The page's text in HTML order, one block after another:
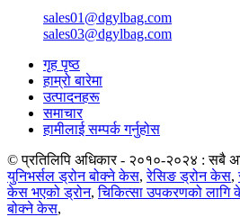
sales01@dgylbag.com
sales03@dgylbag.com
गृह पृष्ठ
हाम्रो बारेमा
उत्पादनहरू
समाचार
हामीलाई सम्पर्क गर्नुहोस
© प्रतिलिपि अधिकार - २०१०-२०२४ : सबै
युनिभर्सल ड्रोन बोक्ने केस,रेसिङ ड्रोन केस,
केस भएको ड्रोन,चिकित्सा उपकरणको लागि
बोक्ने केस,